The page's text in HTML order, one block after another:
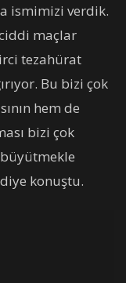
ismimizi verdik.
maçlar
tezahürat
Bu bizi çok
hem de
bizi çok
konuştu.